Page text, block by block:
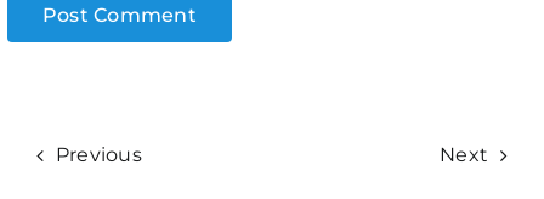
Previous Next